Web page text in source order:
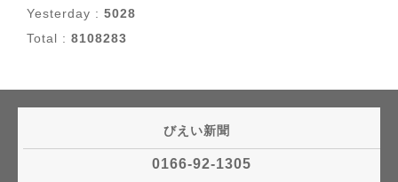
Yesterday : 5028
Total : 8108283
びえい新聞
0166-92-1305